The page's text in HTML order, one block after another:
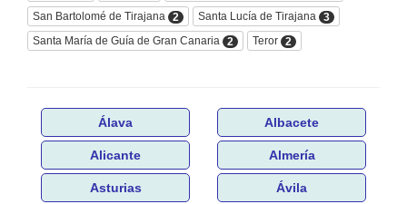
San Bartolomé de Tirajana
2 Santa Lucía de Tirajana
3
Santa María de Guía de Gran Canaria
2 Teror 2
Álava Albacete
Alicante Almería
Asturias Ávila